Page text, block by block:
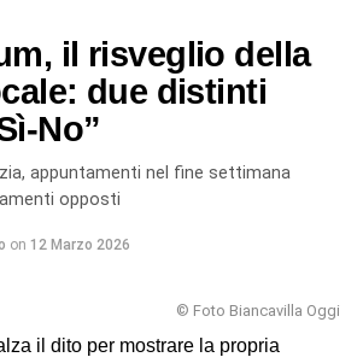
di aree contrapposte (
in una saletta di un bar). Insomma, su
hanno scelto i biancavillesi,
Meloni-Nordio, nonostante la
locali.
RISERVATA
il risveglio della
due distinti
No”
appuntamenti nel fine settimana
opposti
on 12 Marzo 2026
© Foto Biancavilla Oggi
il dito per mostrare la propria